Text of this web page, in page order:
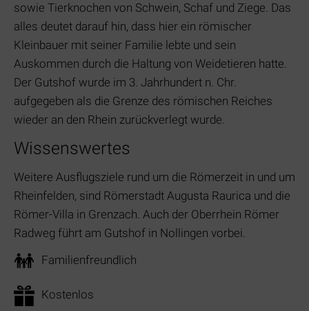
sowie Tierknochen von Schwein, Schaf und Ziege. Das
alles deutet darauf hin, dass hier ein römischer
Kleinbauer mit seiner Familie lebte und sein
Auskommen durch die Haltung von Weidetieren hatte.
Der Gutshof wurde im 3. Jahrhundert n. Chr.
aufgegeben als die Grenze des römischen Reiches
wieder an den Rhein zurückverlegt wurde.
Wissenswertes
Weitere Ausflugsziele rund um die Römerzeit in und um
Rheinfelden, sind Römerstadt Augusta Raurica und die
Römer-Villa in Grenzach. Auch der Oberrhein Römer
Radweg führt am Gutshof in Nollingen vorbei.
Familienfreundlich
Kostenlos